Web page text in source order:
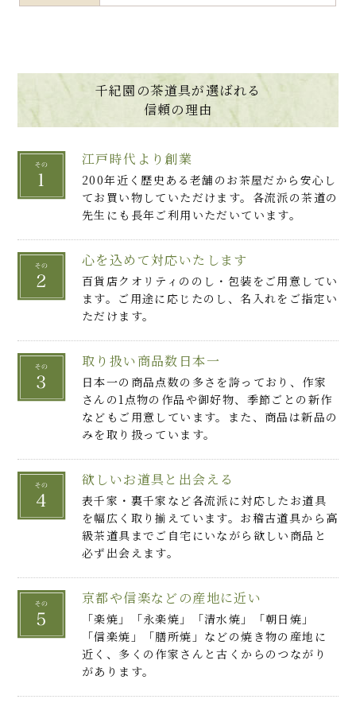
千紀園の茶道具が選ばれる
信頼の理由
江戸時代より創業
200年近く歴史ある老舗のお茶屋だから安心し
てお買い物していただけます。各流派の茶道の
先生にも長年ご利用いただいています。
心を込めて対応いたします
百貨店クオリティののし・包装をご用意してい
ます。ご用途に応じたのし、名入れをご指定い
ただけます。
取り扱い商品数日本一
日本一の商品点数の多さを誇っており、作家
さんの1点物の作品や御好物、季節ごとの新作
などもご用意しています。また、商品は新品の
みを取り扱っています。
欲しいお道具と出会える
表千家・裏千家など各流派に対応したお道具
を幅広く取り揃えています。お稽古道具から高
級茶道具までご自宅にいながら欲しい商品と
必ず出会えます。
京都や信楽などの産地に近い
「楽焼」「永楽焼」「清水焼」「朝日焼」
「信楽焼」「膳所焼」などの焼き物の産地に
近く、多くの作家さんと古くからのつながり
があります。